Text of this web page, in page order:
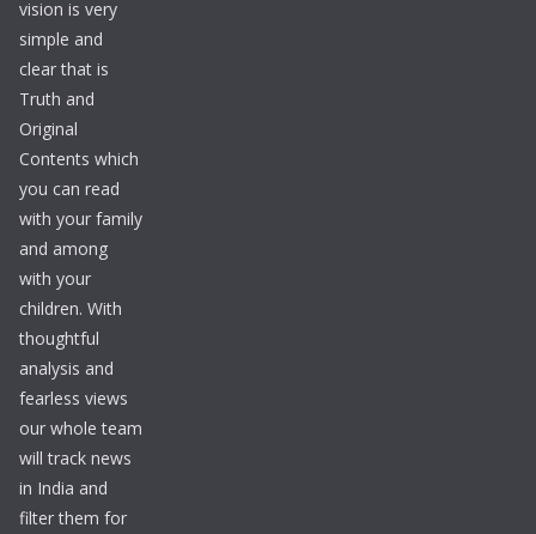
vision is very
simple and
clear that is
Truth and
Original
Contents which
you can read
with your family
and among
with your
children. With
thoughtful
analysis and
fearless views
our whole team
will track news
in India and
filter them for